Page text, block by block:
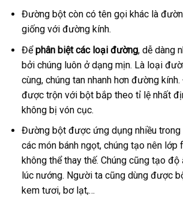
Đường bột còn có tên gọi khác là
giống với đường kính.
Đểphân biệt các loại đường, dễ dàng
bởi chúng luôn ở dạng mịn. Là loại
cùng, chúng tan nhanh hơn đường
được trộn với bột bắp theo tỉ lệ nhất
không bị vón cục.
Đường bột được ứng dụng nhiều trong
các món bánh ngọt, chúng tạo nên lớp
không thể thay thế. Chúng cũng tạo
lúc nướng. Người ta cũng dùng được
kem tươi, bơ lạt,…